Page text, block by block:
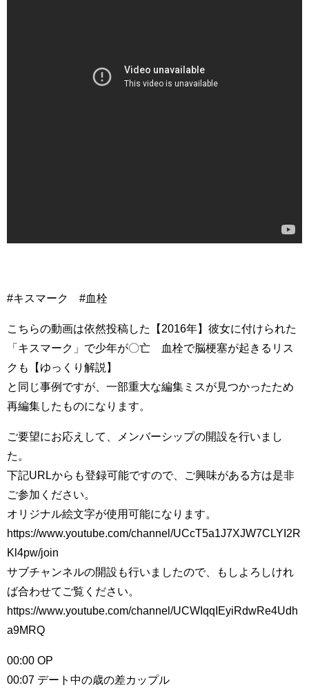
#キスマーク #血栓
こちらの動画は依然投稿した【2016年】彼女に付けられた
「キスマーク」で少年が〇亡 血栓で脳梗塞が起きるリス
クも【ゆっくり解説】
と同じ事例ですが、一部重大な編集ミスが見つかったため
再編集したものになります。
ご要望にお応えして、メンバーシップの開設を行いまし
た。
下記URLからも登録可能ですので、ご興味がある方は是非
ご参加ください。
オリジナル絵文字が使用可能になります。
https://www.youtube.com/channel/UCcT5a1J7XJW7CLYI2R
Kl4pw/join
サブチャンネルの開設も行いましたので、もしよろしけれ
ば合わせてご覧ください。
https://www.youtube.com/channel/UCWIqqIEyiRdwRe4Udh
a9MRQ
00:00 OP
00:07 デート中の歳の差カップル